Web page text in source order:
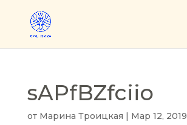
sAPfBZfciio
от Марина Троицкая | Мар 12, 2019